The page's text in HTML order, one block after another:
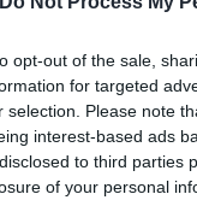
opt-out of the sale,
for targeted
selection. Please note
interest-based ads
to third parties
of your personal